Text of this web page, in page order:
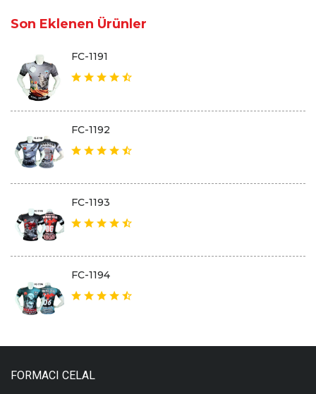
Son Eklenen Ürünler
FC-1191
FC-1192
FC-1193
FC-1194
FORMACI CELAL